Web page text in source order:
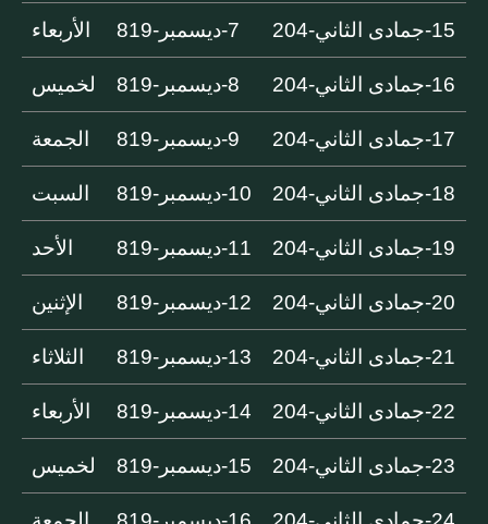
15-جمادى الثاني-204 7-ديسمبر-819 الأربعاء
16-جمادى الثاني-204 8-ديسمبر-819 لخميس
17-جمادى الثاني-204 9-ديسمبر-819 الجمعة
18-جمادى الثاني-204 10-ديسمبر-819 السبت
19-جمادى الثاني-204 11-ديسمبر-819 الأحد
20-جمادى الثاني-204 12-ديسمبر-819 الإثنين
21-جمادى الثاني-204 13-ديسمبر-819 الثلاثاء
22-جمادى الثاني-204 14-ديسمبر-819 الأربعاء
23-جمادى الثاني-204 15-ديسمبر-819 لخميس